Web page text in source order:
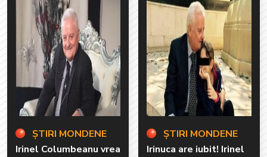
ȘTIRI MONDENE
Irinel Columbeanu vrea
ȘTIRI MONDENE
Irinuca are iubit! Irinel